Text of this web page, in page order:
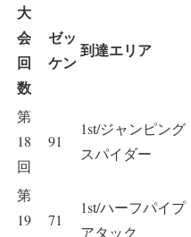
大
会
回
数
ゼッ
ケン
到達エリア
第
18
回
91
1st/ジャンピング
スパイダー
第
19
71
1st/ハーフパイプ
アタック